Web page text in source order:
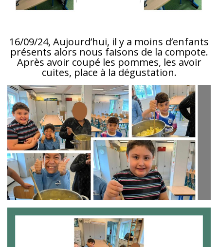
16/09/24, Aujourd’hui, il y a moins d’enfants
présents alors nous faisons de la compote.
Après avoir coupé les pommes, les avoir
cuites, place à la dégustation.